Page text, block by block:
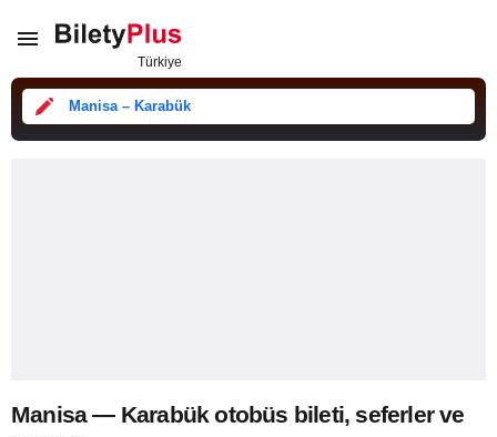
Manisa – Karabük
Manisa — Karabük otobüs bileti, seferler ve